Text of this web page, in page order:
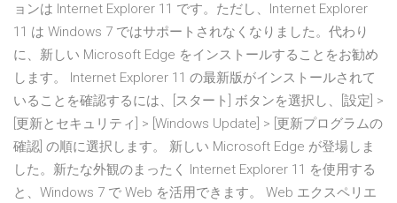
ョンは Internet Explorer 11 です。ただし、Internet Explorer
11 は Windows 7 ではサポートされなくなりました。代わり
に、新しい Microsoft Edge をインストールすることをお勧め
します。 Internet Explorer 11 の最新版がインストールされて
いることを確認するには、[スタート] ボタンを選択し、[設定] >
[更新とセキュリティ] > [Windows Update] > [更新プログラムの
確認] の順に選択します。 新しい Microsoft Edge が登場しま
した。新たな外観のまったく Internet Explorer 11 を使用する
と、Windows 7 で Web を活用できます。 Web エクスペリエ